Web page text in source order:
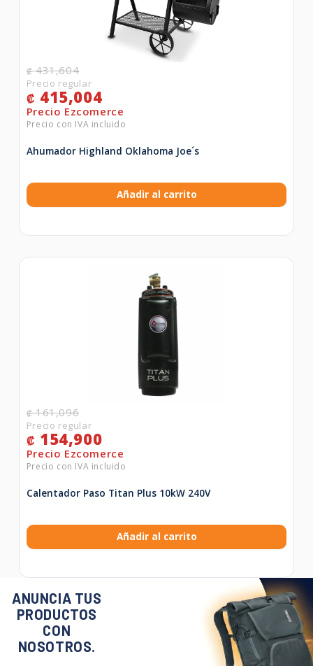
₡431,604
₡ 415,004
Ahumador Highland Oklahoma Joe´s
Añadir al carrito
₡161,096
₡ 154,900
Calentador Paso Titan Plus 10kW 240V
Añadir al carrito
ANUNCIA TUS
PRODUCTOS
CON
NOSOTROS.